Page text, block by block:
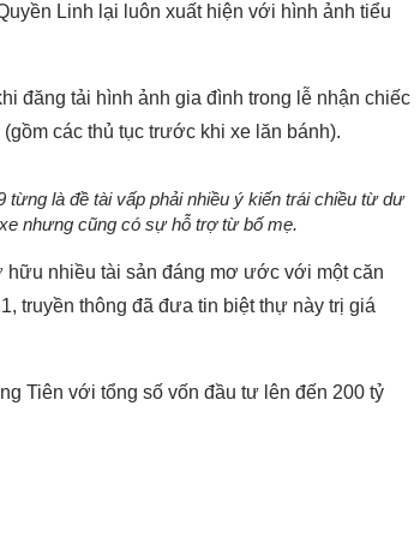
Linh lại luôn xuất hiện với hình ảnh tiểu
đăng tải hình ảnh gia đình trong lễ nhận chiếc
các thủ tục trước khi xe lăn bánh).
là đề tài vấp phải nhiều ý kiến trái chiều từ dư
nhưng cũng có sự hỗ trợ từ bố mẹ.
nhiều tài sản đáng mơ ước với một căn
truyền thông đã đưa tin biệt thự này trị giá
Tiên với tổng số vốn đầu tư lên đến 200 tỷ